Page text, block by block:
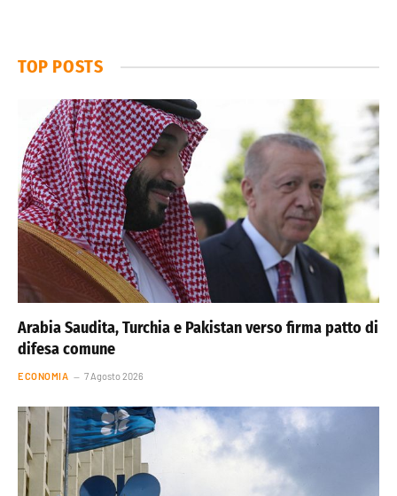
TOP POSTS
Arabia Saudita, Turchia e Pakistan verso firma patto di
difesa comune
ECONOMIA 7 Agosto 2026